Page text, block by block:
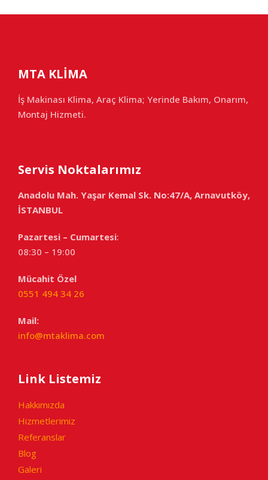
MTA KLİMA
İş Makinası Klima, Araç Klima; Yerinde Bakım, Onarım,
Montaj Hizmeti.
Servis Noktalarımız
Anadolu Mah. Yaşar Kemal Sk. No:47/A, Arnavutköy,
İSTANBUL
Pazartesi – Cumartesi:
08:30 – 19:00
Mücahit Özel
0551 494 34 26
Mail:
info@mtaklima.com
Link Listemiz
Hakkımızda
Hizmetlerimiz
Referanslar
Blog
Galeri